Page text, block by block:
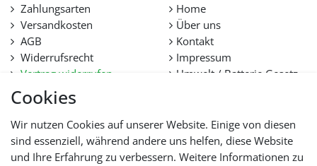
Cookies
Wir nutzen Cookies auf unserer Website. Einige von diesen
sind essenziell, während andere uns helfen, diese Website
und Ihre Erfahrung zu verbessern. Weitere Informationen zu
Zahlungsarten
Versandkosten
AGB
Widerrufsrecht
Vertrag widerrufen
Datenschutz
Hilfe
Lieferfristen und
Lieferbeschränkung
Home
Über uns
Kontakt
Impressum
Umwelt / Batterie Gesetz